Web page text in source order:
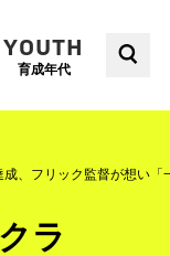
YOUTH
育成年代
、フリック監督が想い「
ラ